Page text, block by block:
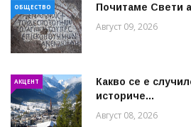
ОБЩЕСТВО Почитаме Свети
Август 09, 2026
АКЦЕНТ
Какво се е
историче...
Август 08, 2026